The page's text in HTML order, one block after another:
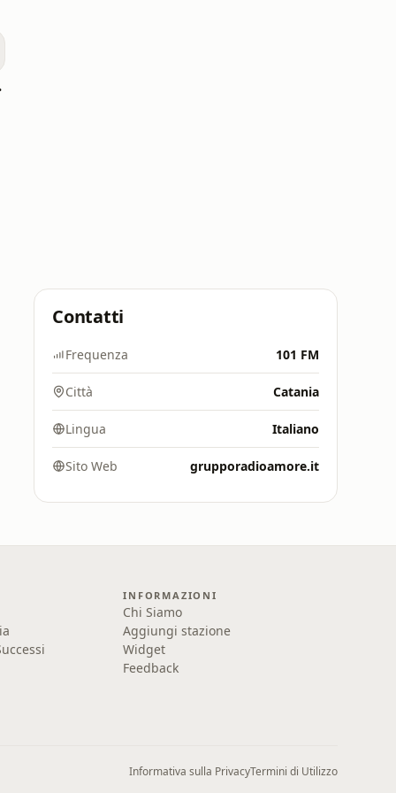
Contatti
Frequenza 101 FM
Città Catania
Lingua Italiano
Sito Web grupporadioamore.it
INFORMAZIONI
Chi Siamo
Aggiungi stazione
Widget
Feedback
Informativa sulla PrivacyTermini di Utilizzo